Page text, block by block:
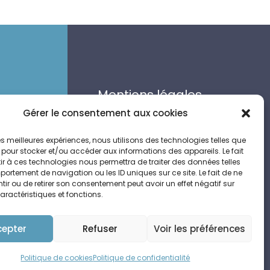
Gérer le consentement aux cookies
meilleures expériences, nous utilisons des technologies telles que
stocker et/ou accéder aux informations des appareils. Le fait
à ces technologies nous permettra de traiter des données telles
de navigation ou les ID uniques sur ce site. Le fait de ne
ou de retirer son consentement peut avoir un effet négatif sur
et fonctions.
Refuser Voir les préférences
Politique de cookiesPolitique de confidentialité
Mentions légales
Politique de
confidentialité
Politique de cookies
Suivre